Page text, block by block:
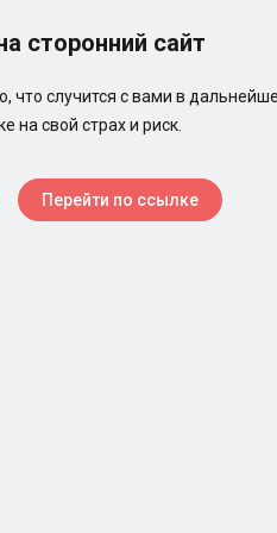
сторонний сайт
что случится с вами в
на свой страх и риск.
Перейти по ссылке